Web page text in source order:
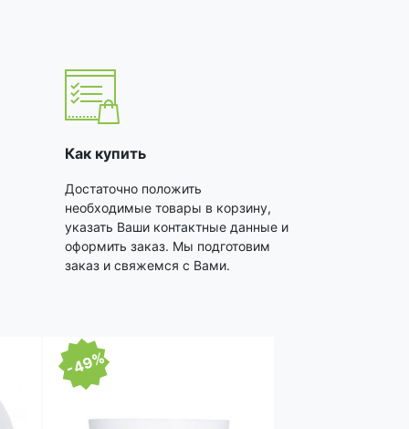
Как купить
Достаточно положить
необходимые товары в корзину,
указать Ваши контактные данные и
оформить заказ. Мы подготовим
заказ и свяжемся с Вами.
-49%